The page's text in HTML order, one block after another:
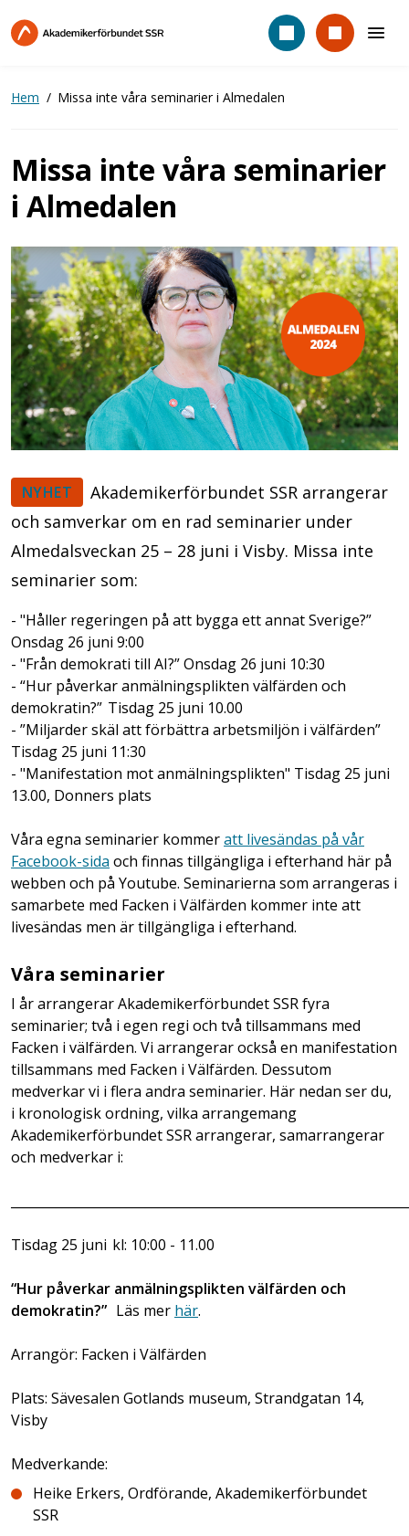
till
Hem Missa inte våra seminarier i Almedalen
Missa inte våra seminarier
i Almedalen
NYHET
Akademikerförbundet SSR arrangerar
och samverkar om en rad seminarier under
Almedalsveckan 25 – 28 juni i Visby. Missa inte
seminarier som:
- "Håller regeringen på att bygga ett annat Sverige?”
Onsdag 26 juni 9:00
- "Från demokrati till AI?” Onsdag 26 juni 10:30
- “Hur påverkar anmälningsplikten välfärden och
demokratin?” Tisdag 25 juni 10.00
- ”Miljarder skäl att förbättra arbetsmiljön i välfärden”
Tisdag 25 juni 11:30
- "Manifestation mot anmälningsplikten" Tisdag 25 juni
13.00, Donners plats
Våra egna seminarier kommeratt livesändas på vår
Facebook-sida och finnas tillgängliga i efterhand här på
webben och på Youtube. Seminarierna som arrangeras i
samarbete med Facken i Välfärden kommer inte att
livesändas men är tillgängliga i efterhand.
Våra seminarier
I år arrangerar Akademikerförbundet SSR fyra
seminarier; två i egen regi och två tillsammans med
Facken i välfärden. Vi arrangerar också en manifestation
tillsammans med Facken i Välfärden. Dessutom
medverkar vi i flera andra seminarier. Här nedan ser du,
i kronologisk ordning, vilka arrangemang
Akademikerförbundet SSR arrangerar, samarrangerar
och medverkar i:
Tisdag 25 juni kl: 10:00 - 11.00
“Hur påverkar anmälningsplikten välfärden och
demokratin?” Läs mer här.
Arrangör: Facken i Välfärden
Plats: Sävesalen Gotlands museum, Strandgatan 14,
Visby
Medverkande:
Heike Erkers, Ordförande, Akademikerförbundet
SSR